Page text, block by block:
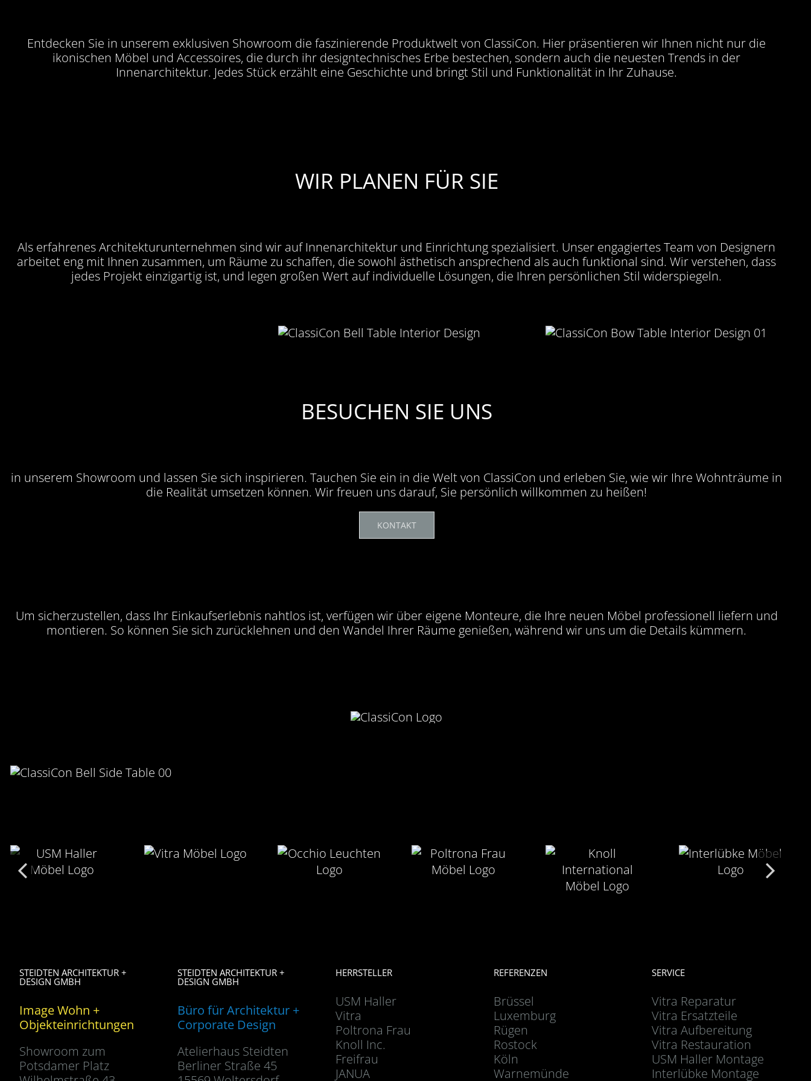
Entdecken Sie in unserem exklusiven Showroom die faszinierende Produktwelt von ClassiCon. Hier präsentieren wir Ihnen nicht nur die
ikonischen Möbel und Accessoires, die durch ihr designtechnisches Erbe bestechen, sondern auch die neuesten Trends in der
Innenarchitektur. Jedes Stück erzählt eine Geschichte und bringt Stil und Funktionalität in Ihr Zuhause.
WIR PLANEN FÜR SIE
Als erfahrenes Architekturunternehmen sind wir auf Innenarchitektur und Einrichtung spezialisiert. Unser engagiertes Team von Designern
arbeitet eng mit Ihnen zusammen, um Räume zu schaffen, die sowohl ästhetisch ansprechend als auch funktional sind. Wir verstehen, dass
jedes Projekt einzigartig ist, und legen großen Wert auf individuelle Lösungen, die Ihren persönlichen Stil widerspiegeln.
BESUCHEN SIE UNS
in unserem Showroom und lassen Sie sich inspirieren. Tauchen Sie ein in die Welt von ClassiCon und erleben Sie, wie wir Ihre Wohnträume in
die Realität umsetzen können. Wir freuen uns darauf, Sie persönlich willkommen zu heißen!
KONTAKT
Um sicherzustellen, dass Ihr Einkaufserlebnis nahtlos ist, verfügen wir über eigene Monteure, die Ihre neuen Möbel professionell liefern und
montieren. So können Sie sich zurücklehnen und den Wandel Ihrer Räume genießen, während wir uns um die Details kümmern.
STEIDTEN ARCHITEKTUR +
DESIGN GMBH
Image Wohn +
Objekteinrichtungen
Showroom zum
Potsdamer Platz
STEIDTEN ARCHITEKTUR +
DESIGN GMBH
Büro für Architektur +
Corporate Design
Atelierhaus Steidten
Berliner Straße 45
HERRSTELLER
USM Haller
Vitra
Poltrona Frau
Knoll Inc.
Freifrau
JANUA
REFERENZEN
Brüssel
Luxemburg
Rügen
Rostock
Köln
Warnemünde
SERVICE
Vitra Reparatur
Vitra Ersatzteile
Vitra Aufbereitung
Vitra Restauration
USM Haller Montage
Interlübke Montage